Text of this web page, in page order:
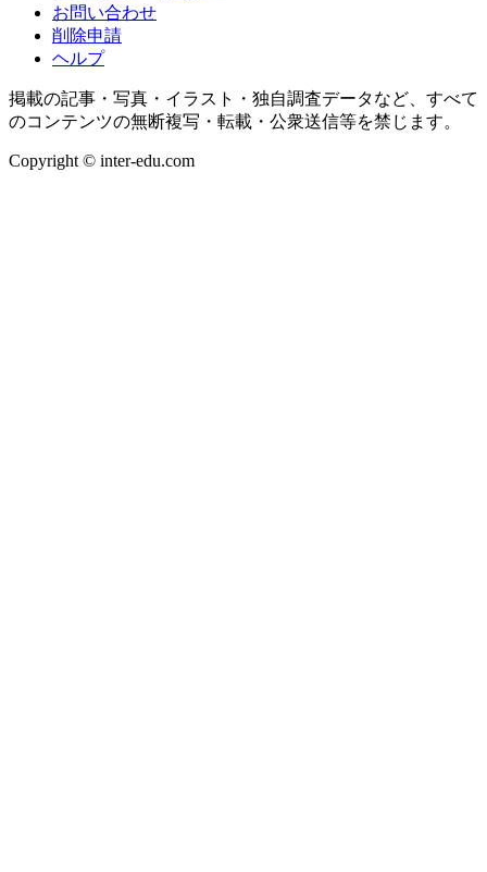
お問い合わせ
削除申請
ヘルプ
掲載の記事・写真・イラスト・独自調査データなど、すべて
のコンテンツの無断複写・転載・公衆送信等を禁じます。
Copyright © inter-edu.com